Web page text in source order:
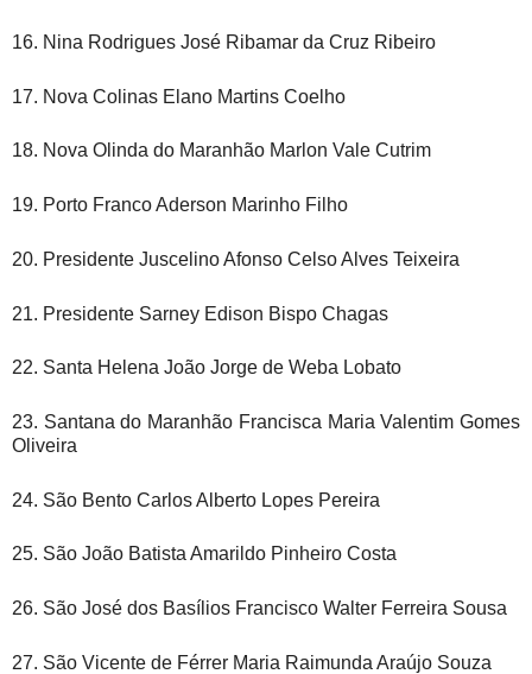
16. Nina Rodrigues José Ribamar da Cruz Ribeiro
17. Nova Colinas Elano Martins Coelho
18. Nova Olinda do Maranhão Marlon Vale Cutrim
19. Porto Franco Aderson Marinho Filho
20. Presidente Juscelino Afonso Celso Alves Teixeira
21. Presidente Sarney Edison Bispo Chagas
22. Santa Helena João Jorge de Weba Lobato
23. Santana do Maranhão Francisca Maria Valentim Gomes
Oliveira
24. São Bento Carlos Alberto Lopes Pereira
25. São João Batista Amarildo Pinheiro Costa
26. São José dos Basílios Francisco Walter Ferreira Sousa
27. São Vicente de Férrer Maria Raimunda Araújo Souza